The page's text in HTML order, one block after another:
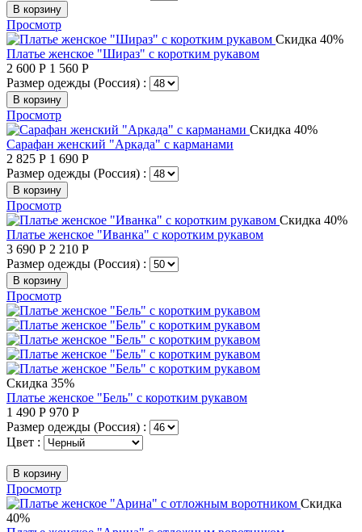
В корзину
Просмотр
Скидка 40%
Платье женское "Шираз" с коротким рукавом
2 600 Р 1 560 Р
Размер одежды (Россия) :
В корзину
Просмотр
Скидка 40%
Сарафан женский "Аркада" с карманами
2 825 Р 1 690 Р
Размер одежды (Россия) :
В корзину
Просмотр
Скидка 40%
Платье женское "Иванка" с коротким рукавом
3 690 Р 2 210 Р
Размер одежды (Россия) :
В корзину
Просмотр
Скидка 35%
Платье женское "Бель" с коротким рукавом
1 490 Р 970 Р
Размер одежды (Россия) :
Цвет :
В корзину
Просмотр
Скидка
40%